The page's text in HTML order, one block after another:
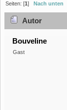
Seiten: [1] Nach unten
Autor
Bouveline
Gast